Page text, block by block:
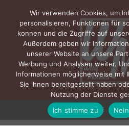
MENÜ
Wir verwenden Cookies, um
personalisieren, Funktionen für
konnen und die Zugriffe auf
Außerdem geben wir
unserer Website an unsere
Werbung und Analysen weiter.
Informationen möglicherweise mit
Sie ihnen bereitgestellt haben
Nutzung der Dienste
Ich stimme zu
Nein